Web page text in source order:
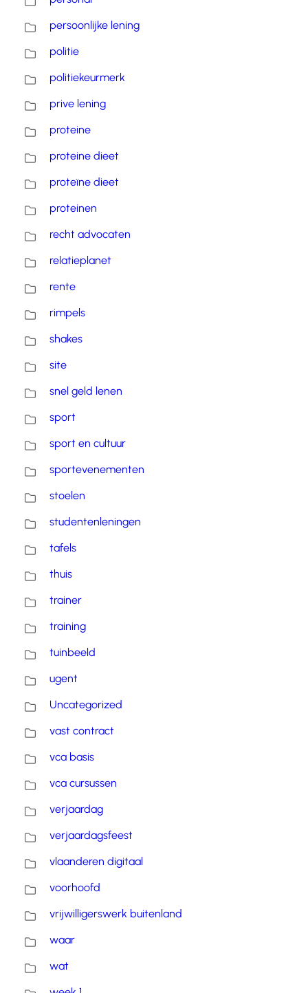
persoonlijke lening
politie
politiekeurmerk
prive lening
proteine
proteine dieet
proteïne dieet
proteinen
recht advocaten
relatieplanet
rente
rimpels
shakes
site
snel geld lenen
sport
sport en cultuur
sportevenementen
stoelen
studentenleningen
tafels
thuis
trainer
training
tuinbeeld
ugent
Uncategorized
vast contract
vca basis
vca cursussen
verjaardag
verjaardagsfeest
vlaanderen digitaal
voorhoofd
vrijwilligerswerk buitenland
waar
wat